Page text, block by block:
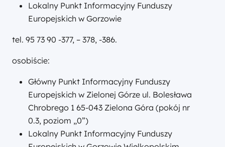
Lokalny Punkt Informacyjny Funduszy
Europejskich w Gorzowie
tel. 95 73 90 -377, – 378, -386.
osobiście:
Główny Punkt Informacyjny Funduszy
Europejskich w Zielonej Górze ul. Bolesława
Chrobrego 1 65-043 Zielona Góra (pokój nr
0.3, poziom „0”)
Lokalny Punkt Informacyjny Funduszy